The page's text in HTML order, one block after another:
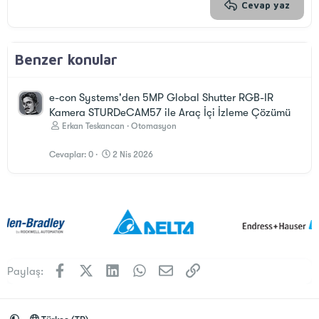
Cevap yaz
Benzer konular
e-con Systems'den 5MP Global Shutter RGB-IR
Kamera STURDeCAM57 ile Araç İçi İzleme Çözümü
Erkan Teskancan Otomasyon
Cevaplar 0 2 Nis 2026
Paylaş: FacebookX (Twitter)LinkedInWhatsApp
E-postaLink